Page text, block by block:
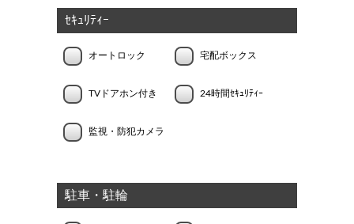
ｾｷｭﾘﾃｨｰ
オートロック 宅配ボックス
TVドアホン付き 24時間ｾｷｭﾘﾃｨｰ
監視・防犯カメラ
駐車・駐輪